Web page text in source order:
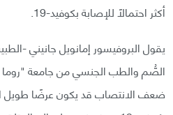
أكثر احتمالًا للإصابة بكوفيد-19.
يقول البروفيسور إمانويل جانيني -
الصُّم والطب الجنسي من جامعة "روما
ضعف الانتصاب قد يكون عرضًا طويل